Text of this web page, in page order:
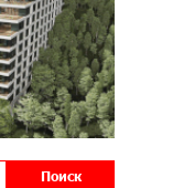
шанс уйти